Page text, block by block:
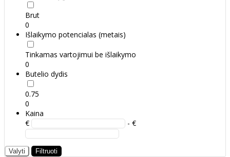
Brut
0
Išlaikymo potencialas (metais)
Tinkamas vartojimui be išlaikymo
0
Butelio dydis
0.75
0
Kaina
€
- €
Valyti Filtruoti